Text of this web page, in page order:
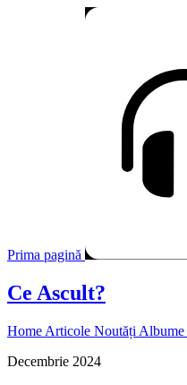
Prima pagină
Ce Ascult?
Home Articole Noutăți Albume
Decembrie 2024